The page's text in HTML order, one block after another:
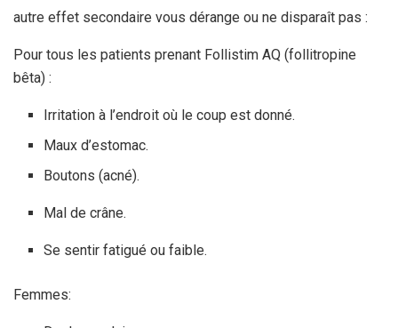
autre effet secondaire vous dérange ou ne disparaît pas :
Pour tous les patients prenant Follistim AQ (follitropine
bêta) :
Irritation à l’endroit où le coup est donné.
Maux d’estomac.
Boutons (acné).
Mal de crâne.
Se sentir fatigué ou faible.
Femmes: